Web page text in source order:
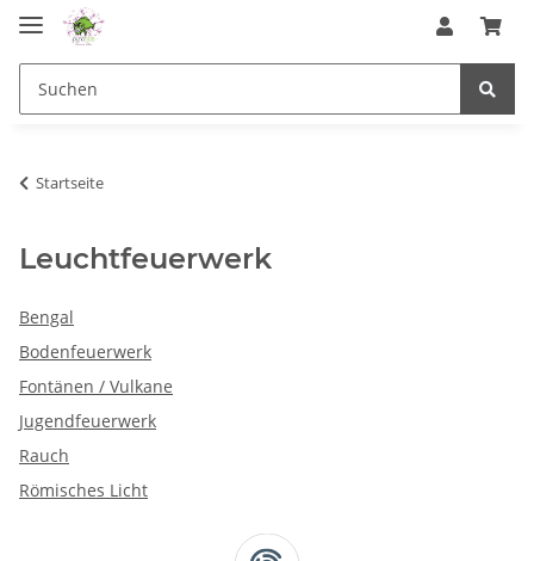
Startseite
Leuchtfeuerwerk
Bengal
Bodenfeuerwerk
Fontänen / Vulkane
Jugendfeuerwerk
Rauch
Römisches Licht